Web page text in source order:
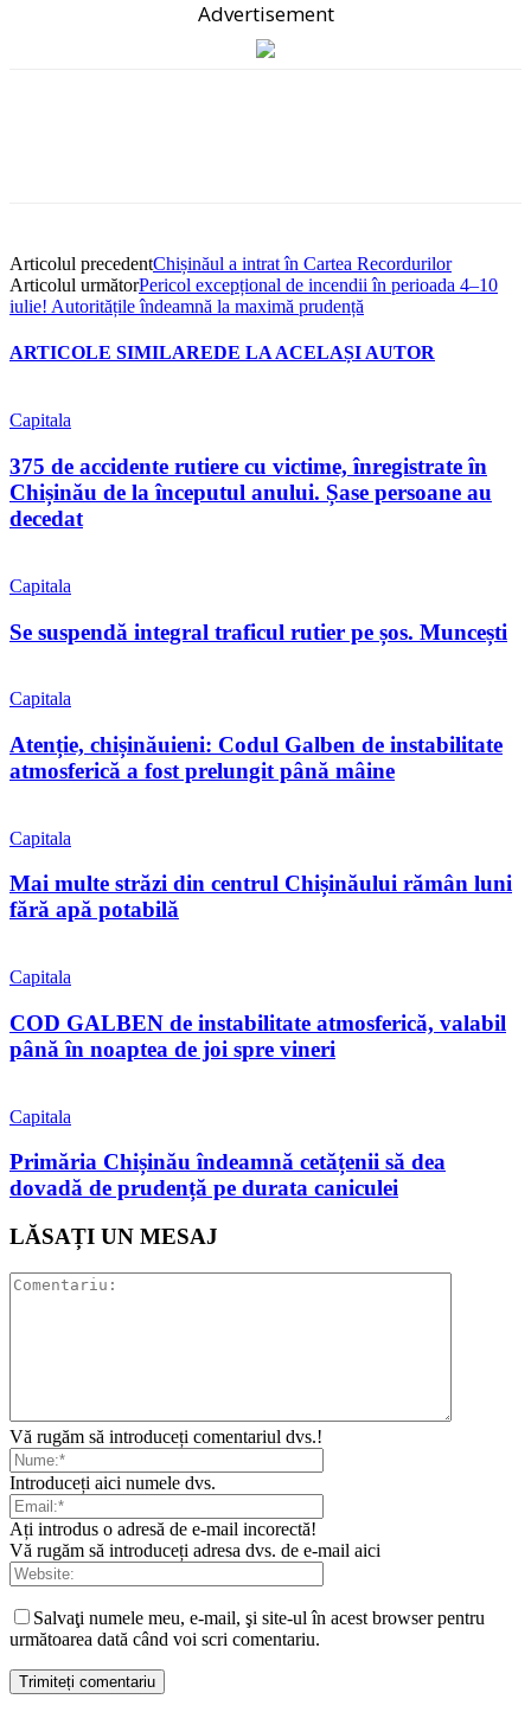
Advertisement
Articolul precedentChișinăul a intrat în Cartea Recordurilor
Articolul următorPericol excepțional de incendii în perioada 4–10
iulie! Autoritățile îndeamnă la maximă prudență
ARTICOLE SIMILAREDE LA ACELAȘI AUTOR
Capitala
375 de accidente rutiere cu victime, înregistrate în
Chișinău de la începutul anului. Șase persoane au
decedat
Capitala
Se suspendă integral traficul rutier pe șos. Muncești
Capitala
Atenție, chișinăuieni: Codul Galben de instabilitate
atmosferică a fost prelungit până mâine
Capitala
Mai multe străzi din centrul Chișinăului rămân luni
fără apă potabilă
Capitala
COD GALBEN de instabilitate atmosferică, valabil
până în noaptea de joi spre vineri
Capitala
Primăria Chișinău îndeamnă cetățenii să dea
dovadă de prudență pe durata caniculei
LĂSAȚI UN MESAJ
Vă rugăm să introduceți comentariul dvs.!
Introduceți aici numele dvs.
Ați introdus o adresă de e-mail incorectă!
Vă rugăm să introduceți adresa dvs. de e-mail aici
Salvaţi numele meu, e-mail, şi site-ul în acest browser pentru
următoarea dată când voi scri comentariu.